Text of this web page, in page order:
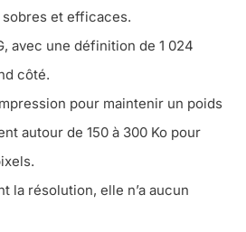
et efficaces.
avec une définition de 1 024
côté.
pour maintenir un poids
autour de 150 à 300 Ko pour
la résolution, elle n’a aucun